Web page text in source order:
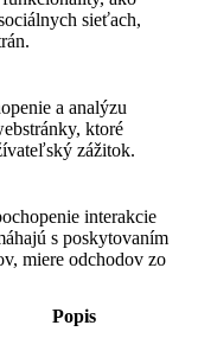
sieťach,
a analýzu
ktoré
zážitok.
interakcie
s poskytovaním
miere odchodov zo
Popis